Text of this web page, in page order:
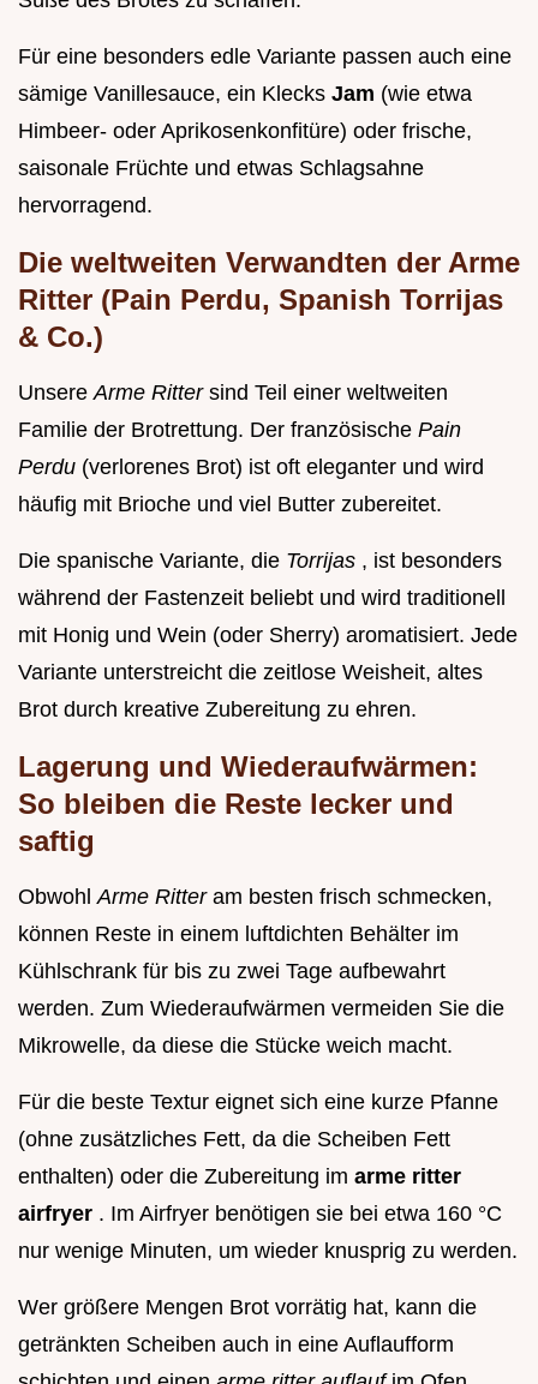
Für eine besonders edle Variante passen auch eine
sämige Vanillesauce, ein Klecks Jam (wie etwa
Himbeer- oder Aprikosenkonfitüre) oder frische,
saisonale Früchte und etwas Schlagsahne
hervorragend.
Die weltweiten Verwandten der Arme
Ritter (Pain Perdu, Spanish Torrijas
& Co.)
Unsere Arme Ritter sind Teil einer weltweiten
Familie der Brotrettung. Der französische Pain
Perdu (verlorenes Brot) ist oft eleganter und wird
häufig mit Brioche und viel Butter zubereitet.
Die spanische Variante, die Torrijas , ist besonders
während der Fastenzeit beliebt und wird traditionell
mit Honig und Wein (oder Sherry) aromatisiert. Jede
Variante unterstreicht die zeitlose Weisheit, altes
Brot durch kreative Zubereitung zu ehren.
Lagerung und Wiederaufwärmen:
So bleiben die Reste lecker und
saftig
Obwohl Arme Ritter am besten frisch schmecken,
können Reste in einem luftdichten Behälter im
Kühlschrank für bis zu zwei Tage aufbewahrt
werden. Zum Wiederaufwärmen vermeiden Sie die
Mikrowelle, da diese die Stücke weich macht.
Für die beste Textur eignet sich eine kurze Pfanne
(ohne zusätzliches Fett, da die Scheiben Fett
enthalten) oder die Zubereitung im arme ritter
airfryer . Im Airfryer benötigen sie bei etwa 160 °C
nur wenige Minuten, um wieder knusprig zu werden.
Wer größere Mengen Brot vorrätig hat, kann die
getränkten Scheiben auch in eine Auflaufform